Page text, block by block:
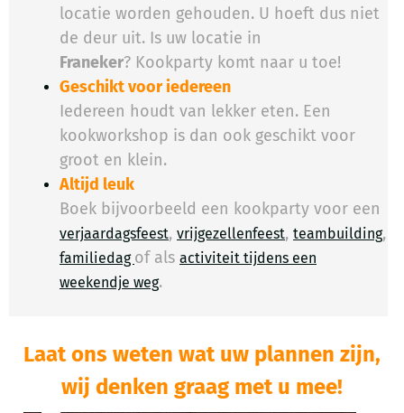
locatie worden gehouden. U hoeft dus niet
de deur uit. Is uw locatie in
Franeker? Kookparty komt naar u toe!
Geschikt voor iedereen
Iedereen houdt van lekker eten. Een
kookworkshop is dan ook geschikt voor
groot en klein.
Altijd leuk
Boek bijvoorbeeld een kookparty voor een
verjaardagsfeest, vrijgezellenfeest, teambuilding,
familiedag of als activiteit tijdens een
weekendje weg.
Laat ons weten wat uw plannen zijn,
wij denken graag met u mee!​